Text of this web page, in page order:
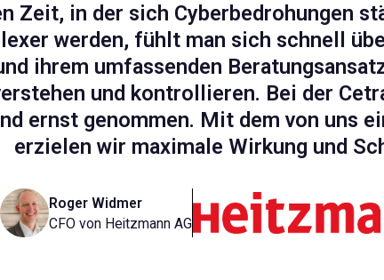
Zeit, in der sich Cyberbedrohungen
werden, fühlt man sich schnell
ihrem umfassenden
und kontrollieren. Bei der
ernst genommen. Mit dem von uns
erzielen wir maximale Wirkung und
Roger Widmer
CFO von Heitzmann AG